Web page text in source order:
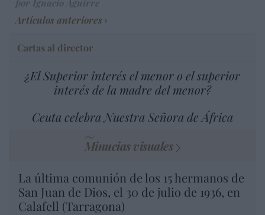
Artículos anteriores
Cartas al director
¿El Superior interés el menor o el superior
interés de la madre del menor?
Ceuta celebra Nuestra Señora de África
Minucias visuales
La última comunión de los 15 hermanos de
San Juan de Dios, el 30 de julio de 1936, en
Calafell (Tarragona)